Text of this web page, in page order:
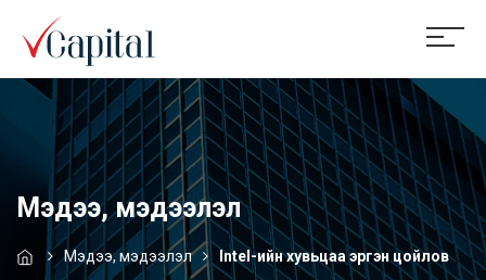
Мэдээ, мэдээлэл
Мэдээ, мэдээлэл Intel-ийн хувьцаа эргэн цойлов